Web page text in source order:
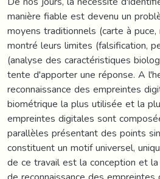
manière fiable est devenu un
moyens traditionnels (carte à
montré leurs limites (falsification,
(analyse des caractéristiques
tente d'apporter une réponse. A
reconnaissance des empreintes
biométrique la plus utilisée et la
empreintes digitales sont
parallèles présentant des points
constituent un motif universel,
de ce travail est la conception et